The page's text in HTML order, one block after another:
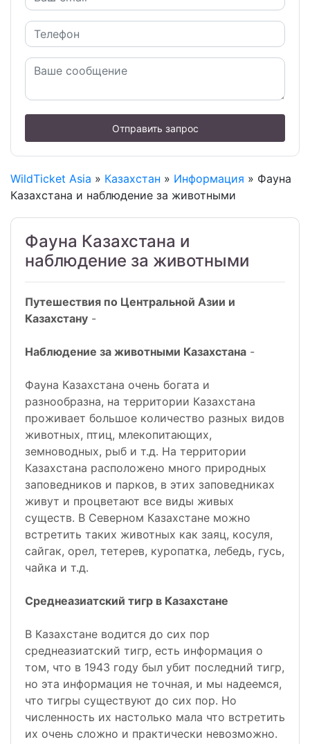
Отправить запрос
WildTicket Asia » Казахстан » Информация » Фауна
Казахстана и наблюдение за животными
Фауна Казахстана и
наблюдение за животными
Путешествия по Центральной Азии и
Казахстану -
Наблюдение за животными Казахстана -
Фауна Казахстана очень богата и
разнообразна, на территории Казахстана
проживает большое количество разных видов
животных, птиц, млекопитающих,
земноводных, рыб и т.д. На территории
Казахстана расположено много природных
заповедников и парков, в этих заповедниках
живут и процветают все виды живых
существ. В Северном Казахстане можно
встретить таких животных как заяц, косуля,
сайгак, орел, тетерев, куропатка, лебедь, гусь,
чайка и т.д.
Среднеазиатский тигр в Казахстане
В Казахстане водится до сих пор
среднеазиатский тигр, есть информация о
том, что в 1943 году был убит последний тигр,
но эта информация не точная, и мы надеемся,
что тигры существуют до сих пор. Но
численность их настолько мала что встретить
их очень сложно и практически невозможно.